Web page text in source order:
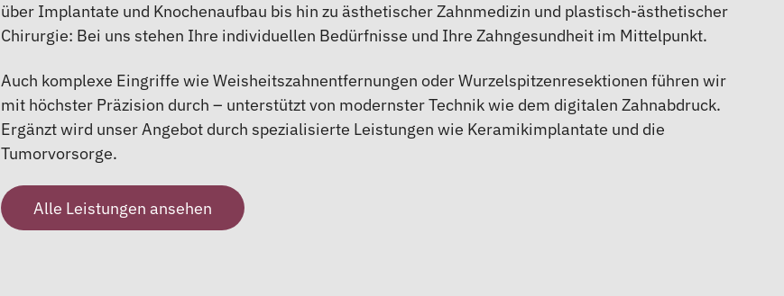
über Implantate und Knochenaufbau bis hin zu ästhetischer Zahnmedizin und plastisch-ästhetischer
Chirurgie: Bei uns stehen Ihre individuellen Bedürfnisse und Ihre Zahngesundheit im Mittelpunkt.
Auch komplexe Eingriffe wie Weisheitszahnentfernungen oder Wurzelspitzenresektionen führen wir
mit höchster Präzision durch – unterstützt von modernster Technik wie dem digitalen Zahnabdruck.
Ergänzt wird unser Angebot durch spezialisierte Leistungen wie Keramikimplantate und die
Tumorvorsorge.
Alle Leistungen ansehen